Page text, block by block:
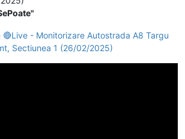
🔴Live - Monitorizare Autostrada A8 Targu
Sectiunea 1 (26/02/2025)